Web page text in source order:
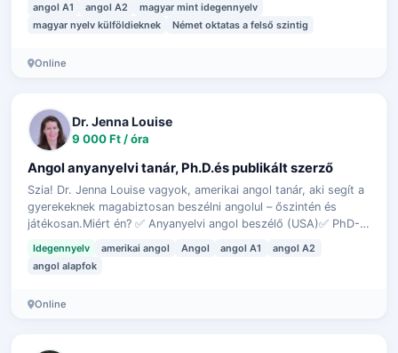
angol A1
angol A2
magyar mint idegennyelv
magyar nyelv külföldieknek
Német oktatas a felső szintig
Online
Dr. Jenna Louise
9 000 Ft / óra
Angol anyanyelvi tanár, Ph.D.és publikált szerző
Szia! Dr. Jenna Louise vagyok, amerikai angol tanár, aki segít a
gyerekeknek magabiztosan beszélni angolul – őszintén és
játékosan.Miért én? ✅ Anyanyelvi angol beszélő (USA)✅ PhD-
fokozat és publiká…
Idegennyelv amerikai angol Angol angol A1
angol A2
angol alapfok
Online